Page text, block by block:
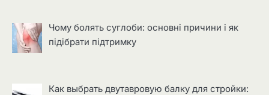
Чому болять суглоби: основні причини і як
підібрати підтримку
Как выбрать двутавровую балку для стройки: